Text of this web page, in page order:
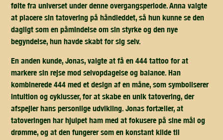
følte fra universet under denne overgangsperiode. Anna valgte
at placere sin tatovering på håndleddet, så hun kunne se den
dagligt som en påmindelse om sin styrke og den nye
begyndelse, hun havde skabt for sig selv.
En anden kunde, Jonas, valgte at få en 444 tattoo for at
markere sin rejse mod selvopdagelse og balance. Han
kombinerede 444 med et design af en måne, som symboliserer
intuition og cyklusser, for at skabe en unik tatovering, der
afspejler hans personlige udvikling. Jonas fortæller, at
tatoveringen har hjulpet ham med at fokusere på sine mål og
drømme, og at den fungerer som en konstant kilde til